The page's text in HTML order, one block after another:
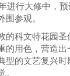
进行大修中，
参观。
的科文特花园圣
的用色，营造
型的文艺复兴时